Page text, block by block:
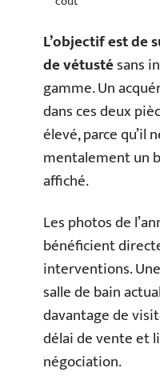
L’objectif est de
de vétustésans
gamme. Un
dans ces deux
élevé, parce qu’il
mentalement un
affiché.
Les photos de
bénéficient
interventions.
salle de bain
davantage de
délai de vente et
négociation.